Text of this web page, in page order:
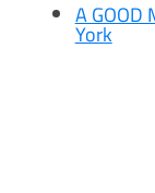
A GOOD
York